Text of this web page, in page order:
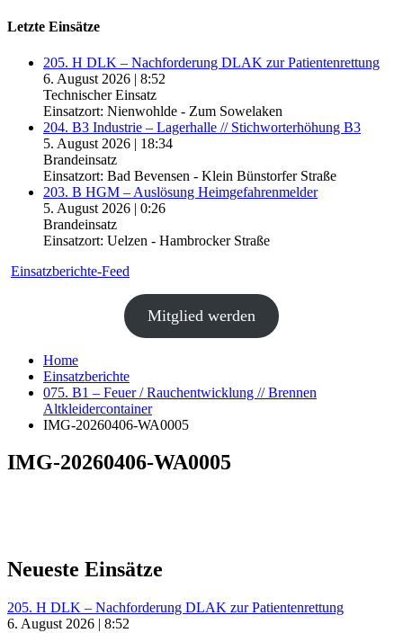
Letzte Einsätze
205. H DLK – Nachforderung DLAK zur Patientenrettung
6. August 2026 | 8:52
Technischer Einsatz
Einsatzort: Nienwohlde - Zum Sowelaken
204. B3 Industrie – Lagerhalle // Stichworterhöhung B3
5. August 2026 | 18:34
Brandeinsatz
Einsatzort: Bad Bevensen - Klein Bünstorfer Straße
203. B HGM – Auslösung Heimgefahrenmelder
5. August 2026 | 0:26
Brandeinsatz
Einsatzort: Uelzen - Hambrocker Straße
Einsatzberichte-Feed
Mitglied werden
Home
Einsatzberichte
075. B1 – Feuer / Rauchentwicklung // Brennen
Altkleidercontainer
IMG-20260406-WA0005
IMG-20260406-WA0005
Neueste Einsätze
205. H DLK – Nachforderung DLAK zur Patientenrettung
6. August 2026 | 8:52